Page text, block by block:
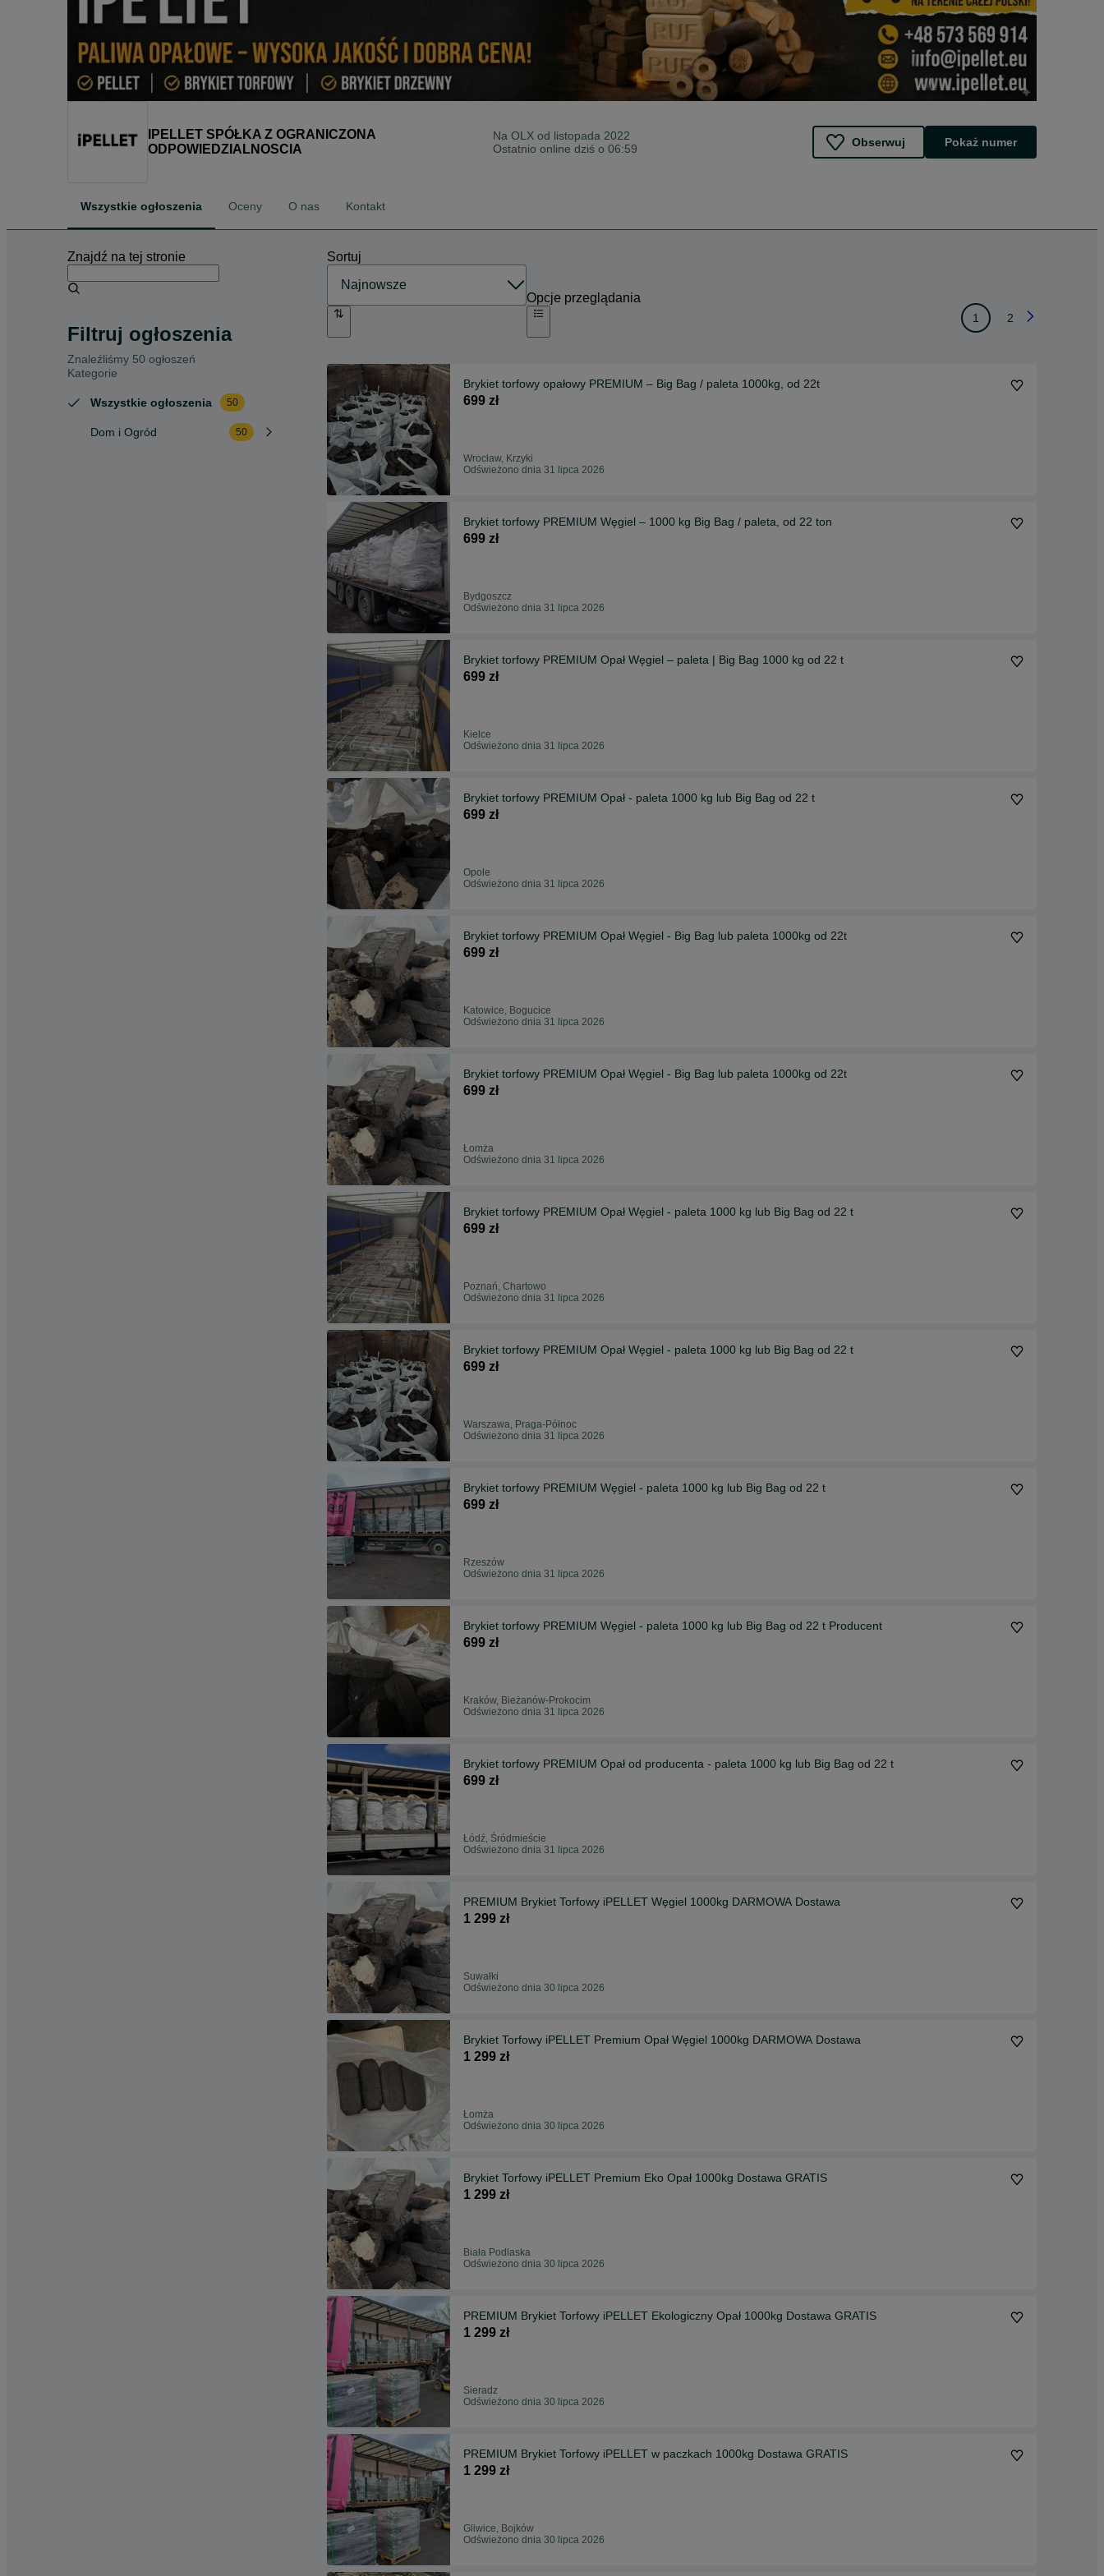
IPELLET SPÓŁKA Z OGRANICZONA
ODPOWIEDZIALNOSCIA
Na OLX od listopada 2022
Ostatnio online dziś o 06:59
Obserwuj Pokaż numer
Wszystkie ogłoszenia Oceny O nas Kontakt
Znajdź na tej stronie
Filtruj ogłoszenia
Znaleźliśmy 50 ogłoszeń
Kategorie
Wszystkie ogłoszenia 50
Dom i Ogród 50
Sortuj
Opcje przeglądania
1 2
Brykiet torfowy opałowy PREMIUM – Big Bag / paleta 1000kg, od 22t
699 zł
Wrocław, Krzyki
Odświeżono dnia 31 lipca 2026
Brykiet torfowy PREMIUM Węgiel – 1000 kg Big Bag / paleta, od 22 ton
699 zł
Bydgoszcz
Odświeżono dnia 31 lipca 2026
Brykiet torfowy PREMIUM Opał Węgiel – paleta | Big Bag 1000 kg od 22 t
699 zł
Kielce
Odświeżono dnia 31 lipca 2026
Brykiet torfowy PREMIUM Opał - paleta 1000 kg lub Big Bag od 22 t
699 zł
Opole
Odświeżono dnia 31 lipca 2026
Brykiet torfowy PREMIUM Opał Węgiel - Big Bag lub paleta 1000kg od 22t
699 zł
Katowice, Bogucice
Odświeżono dnia 31 lipca 2026
Brykiet torfowy PREMIUM Opał Węgiel - Big Bag lub paleta 1000kg od 22t
699 zł
Łomża
Odświeżono dnia 31 lipca 2026
Brykiet torfowy PREMIUM Opał Węgiel - paleta 1000 kg lub Big Bag od 22 t
699 zł
Poznań, Chartowo
Odświeżono dnia 31 lipca 2026
Brykiet torfowy PREMIUM Opał Węgiel - paleta 1000 kg lub Big Bag od 22 t
699 zł
Warszawa, Praga-Północ
Odświeżono dnia 31 lipca 2026
Brykiet torfowy PREMIUM Węgiel - paleta 1000 kg lub Big Bag od 22 t
699 zł
Rzeszów
Odświeżono dnia 31 lipca 2026
Brykiet torfowy PREMIUM Węgiel - paleta 1000 kg lub Big Bag od 22 t Producent
699 zł
Kraków, Bieżanów-Prokocim
Odświeżono dnia 31 lipca 2026
Brykiet torfowy PREMIUM Opał od producenta - paleta 1000 kg lub Big Bag od 22 t
699 zł
Łódź, Śródmieście
Odświeżono dnia 31 lipca 2026
PREMIUM Brykiet Torfowy iPELLET Węgiel 1000kg DARMOWA Dostawa
1 299 zł
Suwałki
Odświeżono dnia 30 lipca 2026
Brykiet Torfowy iPELLET Premium Opał Węgiel 1000kg DARMOWA Dostawa
1 299 zł
Łomża
Odświeżono dnia 30 lipca 2026
Brykiet Torfowy iPELLET Premium Eko Opał 1000kg Dostawa GRATIS
1 299 zł
Biała Podlaska
Odświeżono dnia 30 lipca 2026
PREMIUM Brykiet Torfowy iPELLET Ekologiczny Opał 1000kg Dostawa GRATIS
1 299 zł
Sieradz
Odświeżono dnia 30 lipca 2026
PREMIUM Brykiet Torfowy iPELLET w paczkach 1000kg Dostawa GRATIS
1 299 zł
Gliwice, Bojków
Odświeżono dnia 30 lipca 2026